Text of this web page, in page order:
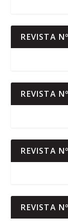
REVISTA
REVISTA
REVISTA
REVISTA